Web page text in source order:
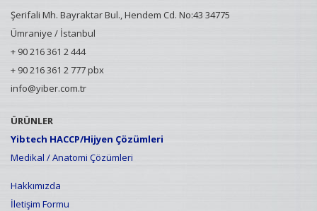
Şerifali Mh. Bayraktar Bul., Hendem Cd. No:43 34775
Ümraniye / İstanbul
+ 90 216 361 2 444
+ 90 216 361 2 777 pbx
info@yiber.com.tr
ÜRÜNLER
Yibtech HACCP/Hijyen Çözümleri
Medikal / Anatomi Çözümleri
Hakkımızda
İletişim Formu